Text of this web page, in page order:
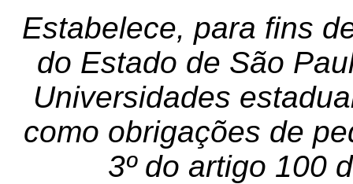
Estabelece, para fins
do Estado de São
Universidades
como obrigações de
3º do artigo 100